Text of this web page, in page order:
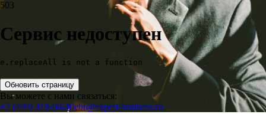
503
Сервис недоступен
e.replaceAll is not a function
Обновить страницу
Вы можете с нами связаться:
+7 (499) 418-00-40ebr@expert-business.ru